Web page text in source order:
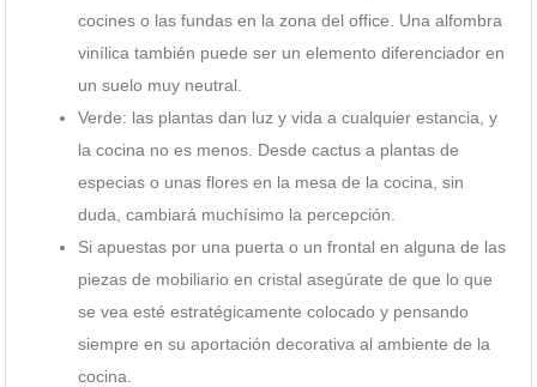
cocines o las fundas en la zona del office. Una alfombra
vinílica también puede ser un elemento diferenciador en
un suelo muy neutral.
Verde: las plantas dan luz y vida a cualquier estancia, y
la cocina no es menos. Desde cactus a plantas de
especias o unas flores en la mesa de la cocina, sin
duda, cambiará muchísimo la percepción.
Si apuestas por una puerta o un frontal en alguna de las
piezas de mobiliario en cristal asegúrate de que lo que
se vea esté estratégicamente colocado y pensando
siempre en su aportación decorativa al ambiente de la
cocina.